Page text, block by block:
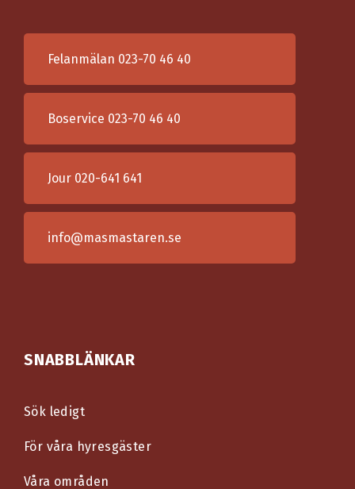
Felanmälan 023-70 46 40
Boservice 023-70 46 40
Jour 020-641 641
info@masmastaren.se
SNABBLÄNKAR
Sök ledigt
För våra hyresgäster
Våra områden